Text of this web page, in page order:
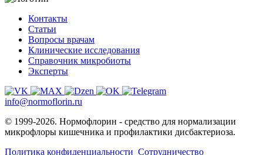
Контакты
Статьи
Вопросы врачам
Клинические исследования
Справочник микробиоты
Эксперты
info@normoflorin.ru
© 1999-2026. Нормофлорин - средство для нормализации
микрофлоры кишечника и профилактики дисбактериоза.
Политика конфиденциальности Сотрудничество